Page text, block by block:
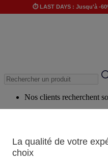
⏱️ LAST DAYS : Jusqu'à -
Nos clients recherchent
Produits suggérés
Voir tous les produits
La qualité de votre
choix